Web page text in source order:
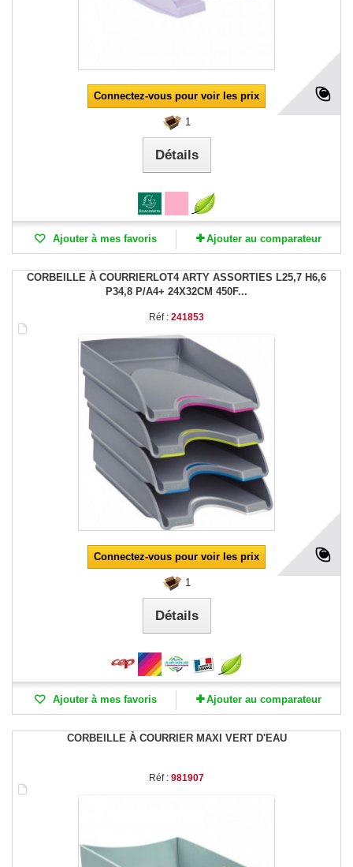
Connectez-vous pour voir les prix
1
Détails
Ajouter à mes favoris Ajouter au comparateur
CORBEILLE À COURRIERLOT4 ARTY ASSORTIES L25,7 H6,6
P34,8 P/A4+ 24X32CM 450F...
Réf : 241853
Connectez-vous pour voir les prix
1
Détails
Ajouter à mes favoris Ajouter au comparateur
CORBEILLE À COURRIER MAXI VERT D'EAU
Réf : 981907